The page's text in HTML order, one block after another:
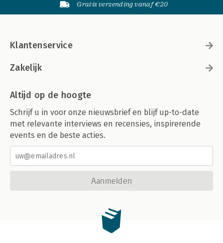
Gratis verzending vanaf €20
Klantenservice
Zakelijk
Altijd op de hoogte
Schrijf u in voor onze nieuwsbrief en blijf up-to-date
met relevante interviews en recensies, inspirerende
events en de beste acties.
Aanmelden